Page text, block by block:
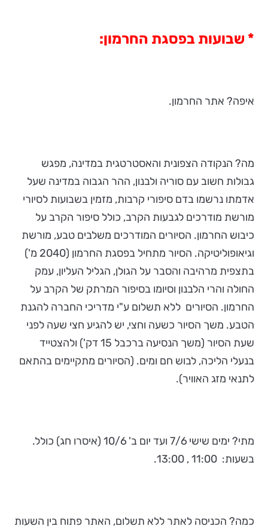
* שבועות בפסגת החרמון:
איפה? אתר החרמון.
מה? הנקודה הצפונית והאסטרטגית במדינה, מפגש
גבולות חשוב עם סוריה ולבנון, ההר הגבוה במדינה שעל
אדמתו נרשמו בדם סיפורי קרבות, מזמין בשבועות לסיורי
מורשת מודרכים לגבעות הקרב, כולל סיפור הקרב על
כיבוש החרמון. הסיורים המודרכים משלבים טבע, מורשת
וגיאופוליטיקה. הסיור מתחיל בפסגת החרמון (2040 מ')
בתצפית מרהיבה והסבר על הגולן, הגליל העליון, עמק
החולה והרי הלבנון וסיומו בסיפור המרתק של הקרב על
החרמון. הסיורים ללא תשלום ע"י מדריכי החברה להגנת
הטבע. משך הסיור כשעה וחצי, יש להגיע חצי שעה לפני
שעת הסיור (משך הנסיעה ברכבל 15 דק') ולהצטייד
בנעלי הליכה, לבוש חם ומים. (הסיורים מתקיימים בהתאם
לתנאי מזג האוויר).
מתי? ימים שישי 7/6 ועד יום ב' 10/6 (איסרו חג) כולל.
בשעות: 11:00 , 13:00.
כמה? הכניסה לאתר ללא תשלום, האתר פתוח בין השעות